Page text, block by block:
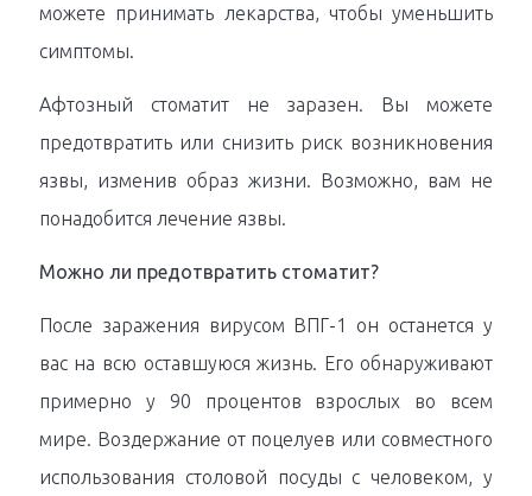
можете принимать лекарства, чтобы уменьшить
симптомы.
Афтозный стоматит не заразен. Вы можете
предотвратить или снизить риск возникновения
язвы, изменив образ жизни. Возможно, вам не
понадобится лечение язвы.
Можно ли предотвратить стоматит?
После заражения вирусом ВПГ-1 он останется у
вас на всю оставшуюся жизнь. Его обнаруживают
примерно у 90 процентов взрослых во всем
мире. Воздержание от поцелуев или совместного
использования столовой посуды с человеком, у